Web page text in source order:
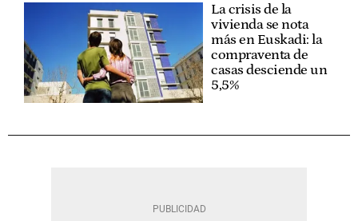
La crisis de la
vivienda se nota
más en Euskadi: la
compraventa de
casas desciende un
5,5%